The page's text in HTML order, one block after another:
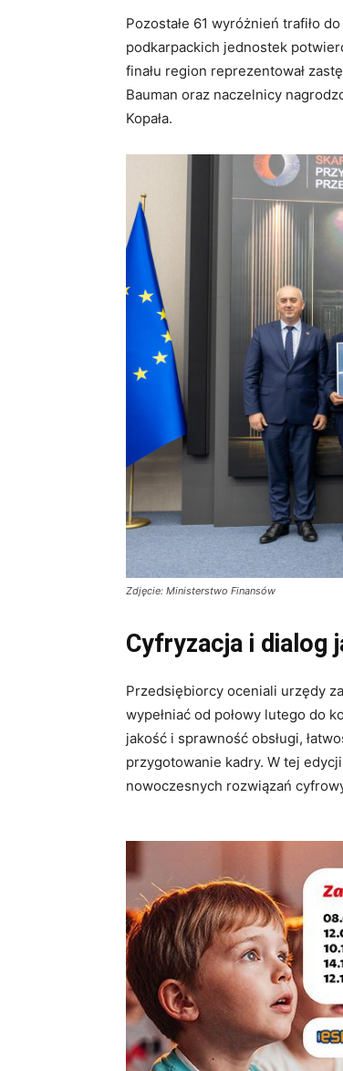
Pozostałe 61 wyróżnień trafiło
podkarpackich jednostek
finału region reprezentował
Bauman oraz naczelnicy
Kopała.
Zdjęcie: Ministerstwo Finansów
Cyfryzacja i dialog
Przedsiębiorcy oceniali urzędy
wypełniać od połowy lutego do
jakość i sprawność obsługi,
przygotowanie kadry. W tej
nowoczesnych rozwiązań